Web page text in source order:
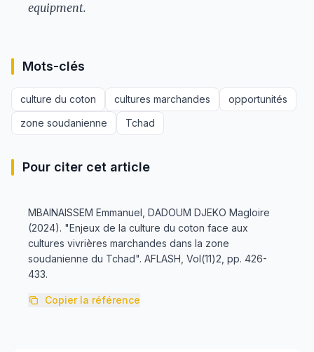
equipment.
Mots-clés
culture du coton cultures marchandes
opportunités
zone soudanienne
Tchad
Pour citer cet article
MBAINAISSEM Emmanuel, DADOUM DJEKO Magloire
(2024). "Enjeux de la culture du coton face aux
cultures vivrières marchandes dans la zone
soudanienne du Tchad". AFLASH, Vol(11)2, pp. 426-
433.
Copier la référence